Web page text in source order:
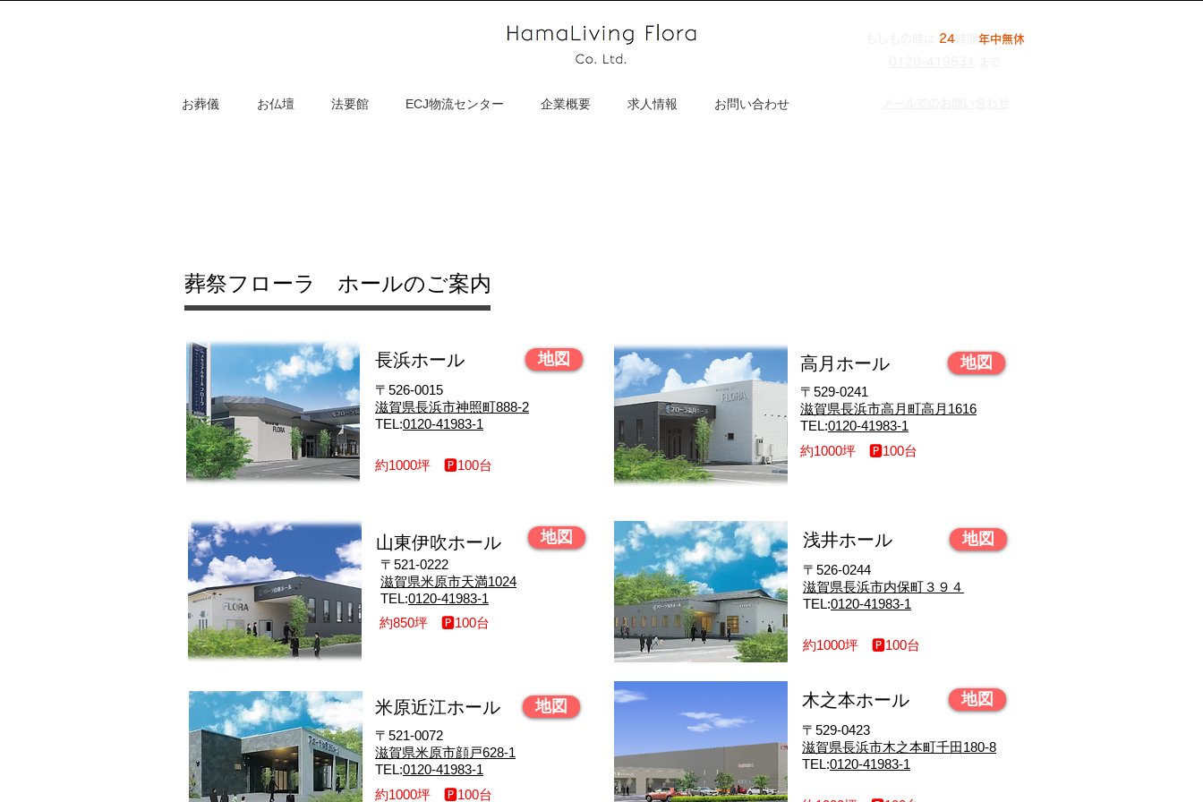
お葬儀 お仏壇 法要館 ECJ物流センター 企業概要 求人情報 お問い合わせ
24
年中無休
​葬祭フローラ ホールのご案内
長浜ホール
​〒526-0015
滋賀県長浜市神照町888-2
​TEL:0120-41983-1
地図
約1000坪 🅿︎100台
高月ホール
〒529-0241
​滋賀県長浜市高月町高月1616
​TEL:0120-41983-1
地図
約1000坪 🅿︎100台
〒521-0222
​滋賀県米原市天満1024
​TEL:0120-41983-1
山東伊吹ホール 地図
約850坪 🅿︎100台
浅井ホール
​〒526-0244
滋賀県長浜市内保町３９４
​TEL:0120-41983-1
地図
約1000坪 🅿︎100台
米原近江ホール
〒521-0072
​滋賀県米原市顔戸628-1
​TEL:0120-41983-1
地図
約1000坪 🅿︎100台
木之本ホール
​〒529-0423
​滋賀県長浜市木之本町千田180-8
​TEL:0120-41983-1
地図